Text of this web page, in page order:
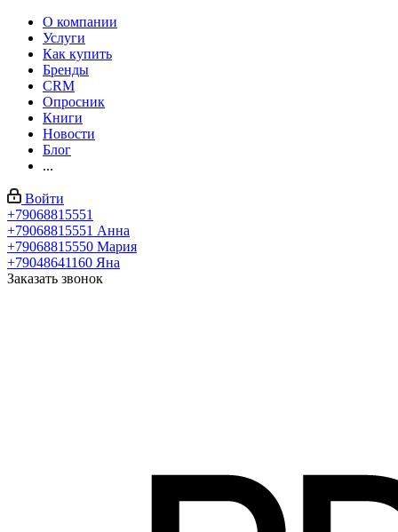
О компании
Услуги
Как купить
Бренды
CRM
Опросник
Книги
Новости
Блог
...
Войти
+79068815551
+79068815551 Анна
+79068815550 Мария
+79048641160 Яна
Заказать звонок